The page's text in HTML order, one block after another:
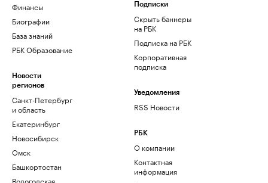
Финансы
Биографии
База знаний
РБК Образование
Новости
регионов
Санкт-Петербург
и область
Екатеринбург
Новосибирск
Омск
Башкортостан
Вологодская
Подписки
Скрыть баннеры
на РБК
Подписка на РБК
Корпоративная
подписка
Уведомления
RSS Новости
РБК
О компании
Контактная
информация